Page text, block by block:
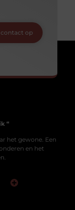
op
“
het gewone. Een
en het